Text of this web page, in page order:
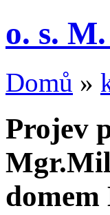
o. s.
Domů »
Projev
domem